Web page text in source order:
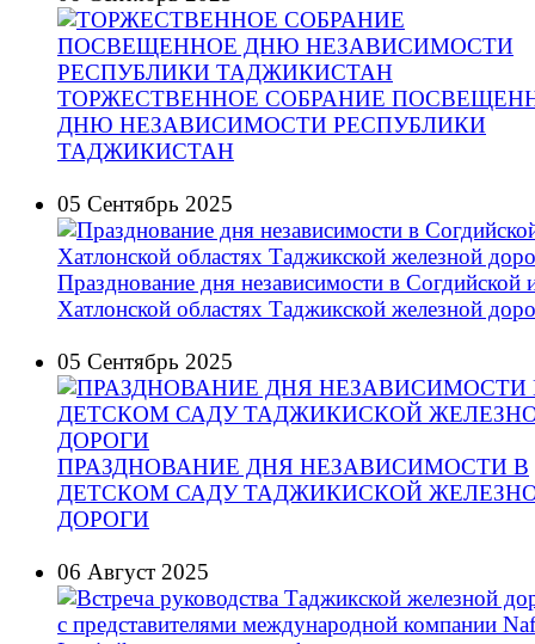
ТОРЖЕСТВЕННОЕ СОБРАНИЕ
ДНЮ НЕЗАВИСИМОСТИ РЕСПУБЛИКИ
ТАДЖИКИСТАН
05 Сентябрь 2025
Празднование дня независимости в Согдийской
Хатлонской областях Таджикской железной
05 Сентябрь 2025
ПРАЗДНОВАНИЕ ДНЯ НЕЗАВИСИМОСТИ В
ДЕТСКОМ САДУ ТАДЖИКИСКОЙ
ДОРОГИ
06 Август 2025